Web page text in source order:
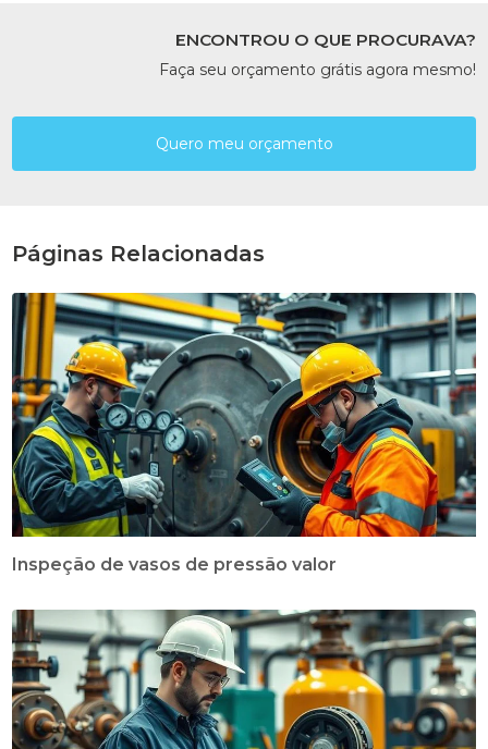
ENCONTROU O QUE PROCURAVA?
Faça seu orçamento grátis agora mesmo!
Quero meu orçamento
Páginas Relacionadas
Inspeção de vasos de pressão valor